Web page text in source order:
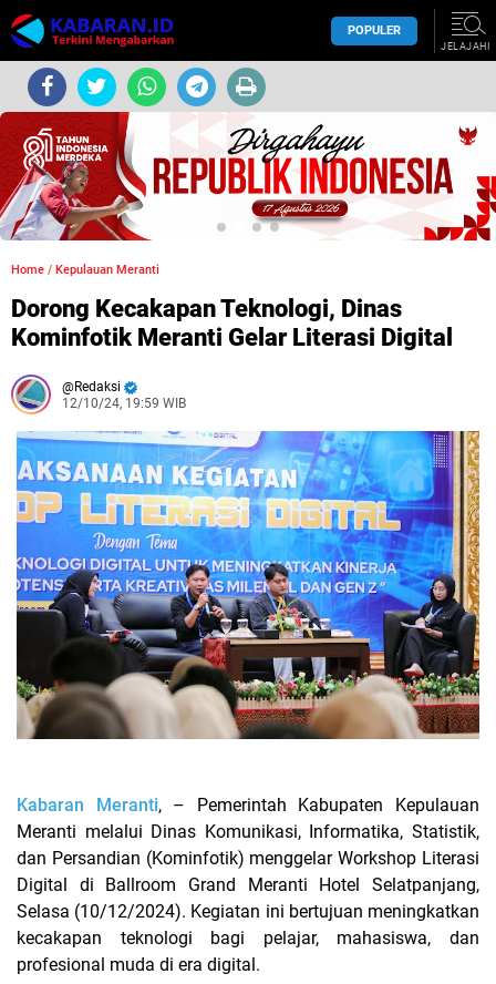
POPULER
JELAJAHI
Home / Kepulauan Meranti
Dorong Kecakapan Teknologi, Dinas
Kominfotik Meranti Gelar Literasi Digital
Redaksi
12/10/24, 19:59 WIB
Kabaran Meranti, – Pemerintah Kabupaten Kepulauan
Meranti melalui Dinas Komunikasi, Informatika, Statistik,
dan Persandian (Kominfotik) menggelar Workshop Literasi
Digital di Ballroom Grand Meranti Hotel Selatpanjang,
Selasa (10/12/2024). Kegiatan ini bertujuan meningkatkan
kecakapan teknologi bagi pelajar, mahasiswa, dan
profesional muda di era digital.